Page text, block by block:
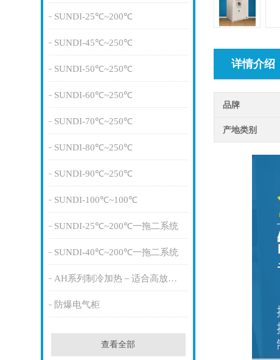
SUNDI-25℃~200℃
SUNDI-45℃~250℃
SUNDI-50℃~250℃
SUNDI-60℃~250℃
SUNDI-70℃~250℃
SUNDI-80℃~250℃
SUNDI-90℃~250℃
SUNDI-100℃~100℃
SUNDI-25℃~200℃一拖二系统
SUNDI-40℃~200℃一拖二系统
AH系列制冷加热－适合高放热量
防爆电气柜
查看全部
详情介绍
品牌
产地类别